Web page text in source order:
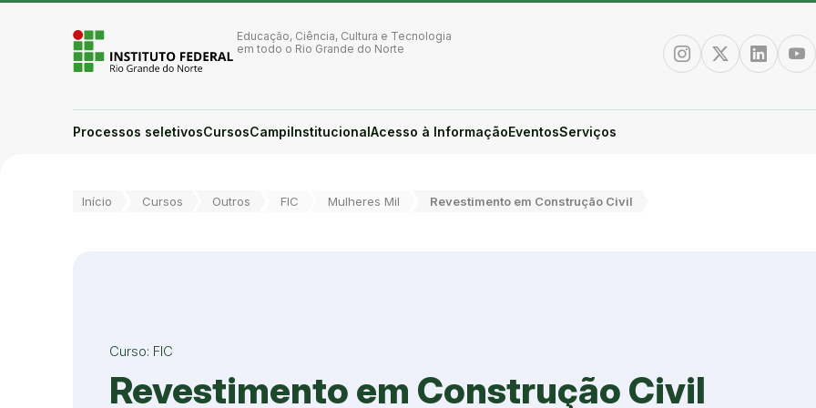
Ir para a página inicial
Ir para a busca
Ir para o menu principal
Ir para o conteúdo
Alto contraste
Login da Área Administrativa
Educação, Ciência, Cultura e Tecnologia
em todo o Rio Grande do Norte
InstagramTwitter/XLinkedin
Processos seletivosCursosCampiInstitucionalAcesso à InformaçãoEventosServiços
Você está aqui:
Início Cursos Outros FIC Mulheres Mil Revestimento em Construção Civil
Curso: FIC
Revestimento em Construção Civil